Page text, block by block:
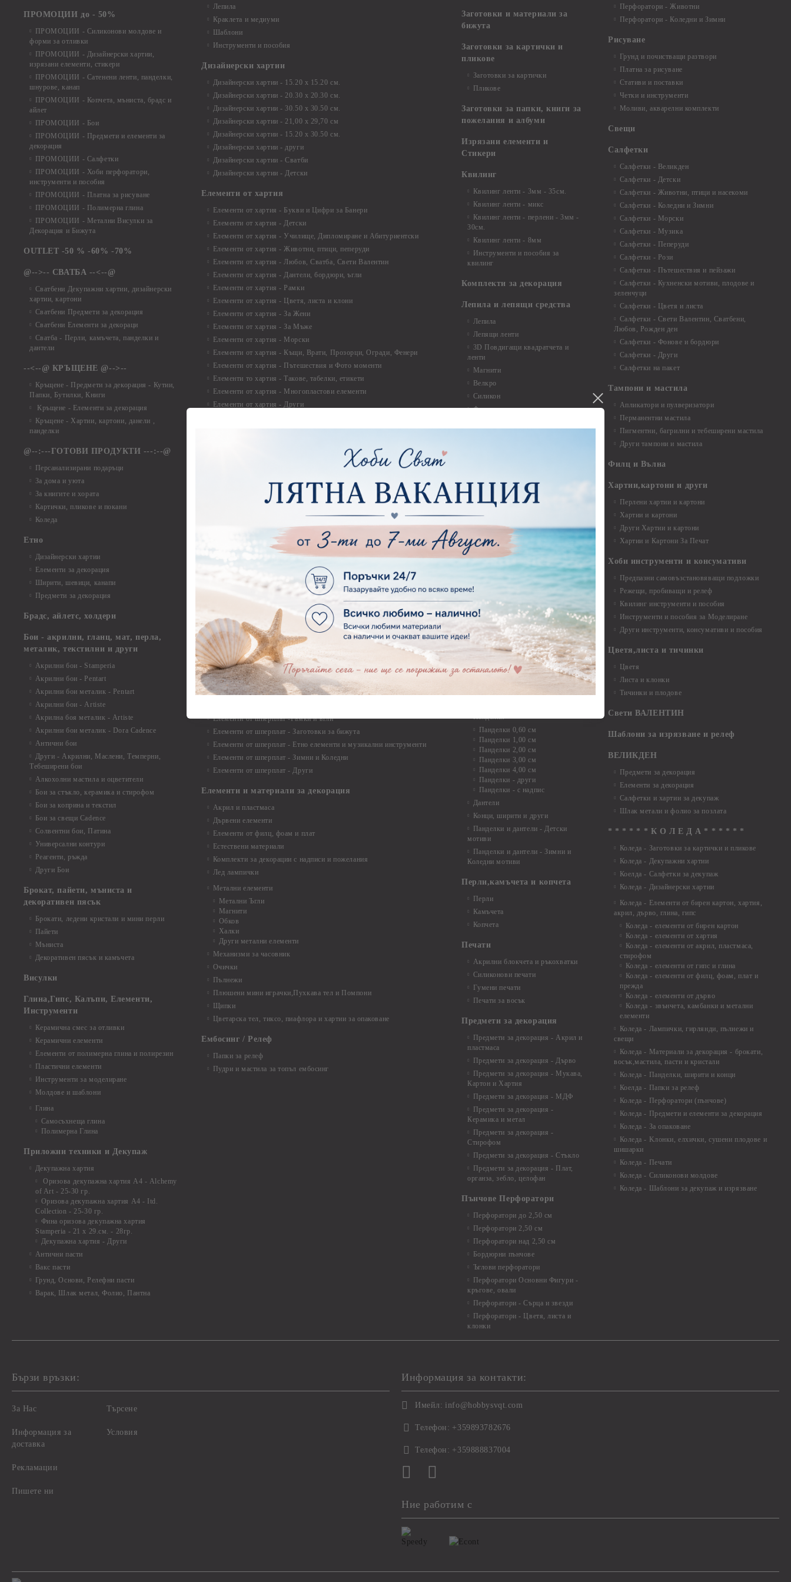
ПРОМОЦИИ до - 50%
ПРОМОЦИИ - Силиконови молдове и
форми за отливки
ПРОМОЦИИ - Дизайнерски хартии,
изрязани елементи, стикери
ПРОМОЦИИ - Сатенени ленти, панделки,
шнурове, канап
ПРОМОЦИИ - Копчета, мъниста, брадс и
айлет
ПРОМОЦИИ - Бои
ПРОМОЦИИ - Предмети и елементи за
декорация
ПРОМОЦИИ - Салфетки
ПРОМОЦИИ - Хоби перфоратори,
инструменти и пособия
ПРОМОЦИИ - Платна за рисуване
ПРОМОЦИИ - Полимерна глина
ПРОМОЦИИ - Метални Висулки за
Декорация и Бижута
OUTLET -50 % -60% -70%
@-->-- СВАТБА --<--@
Сватбени Декупажни хартии, дизайнерски
хартии, картони
Сватбени Предмети за декорация
Сватбени Елементи за декораци
Сватба - Перли, камъчета, панделки и
дантели
--<--@ КРЪЩЕНЕ @-->--
Кръщене - Предмети за декорация - Кутии,
Папки, Бутилки, Книги
Кръщене - Елементи за декорация
Кръщене - Хартии, картони, данели ,
панделки
@--:---ГОТОВИ ПРОДУКТИ ---:--@
Персанализирани подаръци
За дома и уюта
За книгите и хората
Картички, пликове и покани
Коледа
Етно
Дизайнерски хартии
Елементи за декорация
Ширити, шевици, канапи
Предмети за декорация
Брадс, айлетс, холдери
Бои - акрилни, гланц, мат, перла,
металик, текстилни и други
Акрилни бои - Stamperia
Акрилни бои - Pentart
Акрилни бои металик - Pentart
Акрилни бои - Artiste
Акрилна боя металик - Artiste
Акрилни бои металик - Dora Cadence
Антични бои
Други - Акрилни, Маслени, Темперни,
Тебеширени бои
Алкохолни мастила и оцветители
Бои за стъкло, керамика и стирофом
Бои за коприна и текстил
Бои за свещи Cadence
Солвентни бои, Патина
Универсални контури
Реагенти, ръжда
Други Бои
Брокат, пайети, мъниста и
декоративен пясък
Брокати, ледени кристали и мини перли
Пайети
Мъниста
Декоративен пясък и камъчета
Висулки
Глина,Гипс, Калъпи, Елементи,
Инструменти
Керамична смес за отливки
Керамични елементи
Елементи от полимерна глина и полирезин
Пластични елементи
Инструменти за моделиране
Молдове и шаблони
Глина
Самосъхнеща глина
Полимерна Глина
Приложни техники и Декупаж
Декупажна хартия
Оризова декупажна хартия А4 - Alchemy
of Art - 25-30 гр.
Оризова декупажна хартия А4 - Itd.
Collection - 25-30 гр.
Фина оризова декупажна хартия
Stamperia - 21 х 29.см. - 28гр.
Декупажна хартия - Други
Антични пасти
Вакс пасти
Грунд, Основи, Релефни пасти
Варак, Шлак метал, Фолио, Пантна
Лепила
Краклета и медиуми
Шаблони
Инструменти и пособия
Дизайнерски хартии
Дизайнерски хартии - 15.20 х 15.20 см.
Дизайнерски хартии - 20.30 х 20.30 см.
Дизайнерски хартии - 30.50 х 30.50 см.
Дизайнерски хартии - 21,00 х 29,70 см
Дизайнерски хартии - 15.20 x 30.50 см.
Дизайнерски хартии - други
Дизайнерски хартии - Сватби
Дизайнерски хартии - Детски
Елементи от хартия
Елементи от хартия - Букви и Цифри за Банери
Елементи от хартия - Детски
Елементи от хартия - Училище, Дипломиране и Абитуриентски
Елементи от хартия - Животни, птици, пеперуди
Елементи от хартия - Любов, Сватба, Свети Валентин
Елементи от хартия - Дантели, бордюри, ъгли
Елементи от хартия - Рамки
Елементи от хартия - Цветя, листа и клони
Елементи от хартия - За Жени
Елементи от хартия - За Мъже
Елементи от хартия - Морски
Елементи от хартия - Къщи, Врати, Прозорци, Огради, Фенери
Елементи от хартия - Пътешествия и Фото моменти
Елементи то хартия - Такове, табелки, етикети
Елементи от хартия - Многопластови елементи
Елементи от хартия - Други
Елементи от хартия - Микс елементи
Елементи от бирен картон - Декоративни рамки
Елементи от бирен картон - Надписи на български
Елементи от бирен картон - Ъгли и орнаменти
Елементи от бирен картон - Училище, Дипломиране и Завършване
Елементи от бирен картон - Бебшки и Детски елементи
Елементи от бирен картон - Цветя и Животни
Елементи от бирен картон - Стиймпънк и Мъжки елементи
Елементи от бирен картон - Пътешестия - море, планина ,транспорт
Елементи от бирен картон - Други
Елементи от бирен картон - За миниатюри, дълбоки рамки, бебешки
съкровища и екслоадиращи кутии
Елементи от бирен картон - Коледа и Зима
Елементи от бирен картон - Тематични комплекти
Елементи от бирен картон - Шейкър заготовки от бирен картон за
3D картички, албуми, ръчно израбоени проекти
Елементи от шперплат
Елементи от шперплат -Рамки и ъгли
Елементи от шперплат - Заготовки за бижута
Елементи от шперплат - Етно елементи и музикални инструменти
Елементи от шперплат - Зимни и Коледни
Елементи от шперплат - Други
Елементи и материали за декорация
Акрил и пластмаса
Дървени елементи
Елементи от филц, фоам и плат
Естествени материали
Комплекти за декорации с надписи и пожелания
Лед лампички
Метални елементи
Метални Ъгли
Магнити
Обков
Халки
Други метални елементи
Механизми за часовник
Очички
Пълнежи
Плюшени мини играчки,Пухкава тел и Помпони
Щипки
Цветарска тел, тиксо, пиафлора и хартии за опаковане
Ембосинг / Релеф
Папки за релеф
Пудри и мастила за топъл ембосинг
Заготовки и материали за
бижута
Заготовки за картички и
пликове
Заготовки за картички
Пликове
Заготовки за папки, книги за
пожелания и албуми
Изрязани елементи и
Стикери
Квилинг
Квилинг ленти - 3мм - 35см.
Квилинг ленти - микс
Квилинг ленти - перлени - 3мм -
30см.
Квилинг ленти - 8мм
Инструменти и пособия за
квилинг
Комплекти за декорация
Лепила и лепящи средства
Лепила
Лепящи ленти
3D Повдигащи квадратчета и
ленти
Магнити
Велкро
Силикон
Фото ъгли
Макраме
Макраме - Други материали
Опаковки
Мебелен обков и аксесоари
Дръжки
Закачалки
Други аксесоари, материали и
инструменти
Моливи, маркери, химикали,
пастели и восъци
Восъци
Маркери, флумастери, химикали
Моливи
Панделки
Панделки 0,60 см
Панделки 1,00 см
Панделки 2,00 см
Панделки 3,00 см
Панделки 4,00 см
Панделки - други
Панделки - с надпис
Дантели
Конци, ширити и други
Панделки и дантели - Детски
мотиви
Панделки и дантели - Зимни и
Коледни мотиви
Перли,камъчета и копчета
Перли
Камъчета
Копчета
Печати
Акрилни блокчета и ръкохватки
Силиконови печати
Гумени печати
Печати за восък
Предмети за декорация
Предмети за декорация - Акрил и
пластмаса
Предмети за декорация - Дърво
Предмети за декорация - Мукава,
Картон и Хартия
Предмети за декорация - МДФ
Предмети за декорация -
Керамика и метал
Предмети за декорация -
Стирофом
Предмети за декорация - Стъкло
Предмети за декорация - Плат,
органза, зебло, целофан
Пънчове Перфоратори
Перфоратори до 2,50 см
Перфоратори 2,50 см
Перфоратори над 2,50 см
Бордюрни пънчове
Ъглови перфоратори
Перфоратори Основни Фигури -
кръгове, овали
Перфоратори - Сърца и звезди
Перфоратори - Цветя, листа и
клонки
Перфоратори - Животни
Перфоратори - Коледни и Зимни
Рисуване
Грунд и почистващи разтвори
Платна за рисуване
Стативи и поставки
Четки и инструменти
Моливи, акварелни комплекти
Свещи
Салфетки
Салфетки - Великден
Салфетки - Детски
Салфетки - Животни, птици и насекоми
Салфетки - Коледни и Зимни
Салфетки - Морски
Салфетки - Музика
Салфетки - Пеперуди
Салфетки - Рози
Салфетки - Пътешествия и пейзажи
Салфетки - Кухненски мотиви, плодове и
зеленчуци
Салфетки - Цветя и листа
Салфетки - Свети Валентин, Сватбени,
Любов, Рожден ден
Салфетки - Фонове и бордюри
Салфетки - Други
Салфетки на пакет
Тампони и мастила
Апликатори и пулверизатори
Перманентни мастила
Пигментни, багрилни и тебеширени мастила
Други тампони и мастила
Филц и Вълна
Хартии,картони и други
Перлени хартии и картони
Хартии и картони
Други Хартии и картони
Хартии и Картони За Печат
Хоби инструменти и консумативи
Предпазни самовъзстановяващи подложки
Режещи, пробиващи и релеф
Квилинг инструменти и пособия
Инструменти и пособия за Моделиране
Други инструменти, консумативи и пособия
Цветя,листа и тичинки
Цветя
Листа и клонки
Тичинки и плодове
Свети ВАЛЕНТИН
Шаблони за изрязване и релеф
ВЕЛИКДЕН
Предмети за декорация
Елементи за декорация
Салфетки и хартии за декупаж
Шлак метали и фолио за позлата
* * * * * * К О Л Е Д А * * * * * *
Коледа - Заготовки за картички и пликове
Коледа - Декупажни хартии
Коелда - Салфетки за декупаж
Коледа - Дизайнерски хартии
Коледа - Eлементи от бирен картон, хартия,
акрил, дърво, глина, гипс
Коледа - елементи от бирен картон
Коледа - елементи от хартия
Коледа - елементи от акрил, пластмаса,
стирофом
Коледа - елементи от гипс и глина
Коледа - елементи от филц, фоам, плат и
прежда
Коледа - елементи от дърво
Коледа - звънчета, камбанки и метални
елементи
Коледа - Лампички, гирлянди, пълнежи и
свещи
Коледа - Материали за декорация - брокати,
восък,мастила, пасти и кристали
Коледа - Панделки, ширити и конци
Коелда - Папки за релеф
Коледа - Перфоратори (пънчове)
Коледа - Предмети и елементи за декорация
Коледа - За опаковане
Коледа - Kлонки, елхички, сушени плодове и
шишарки
Коледа - Печати
Коледа - Силиконови молдове
Коледа - Шаблони за декупаж и изрязване
Бързи връзки:
За Нас
Информация за
доставка
Рекламации
Пишете ни
Търсене
Условия
Информация за контакти:
Имейл: info@hobbysvqt.com
Телефон: +359893782676
Телефон: +359888837004
Ние работим с